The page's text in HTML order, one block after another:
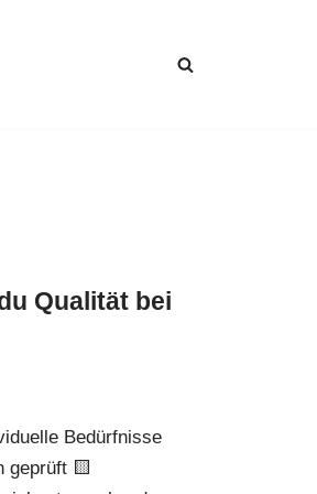
Qualität bei
Bedürfnisse
geprüft 🟨